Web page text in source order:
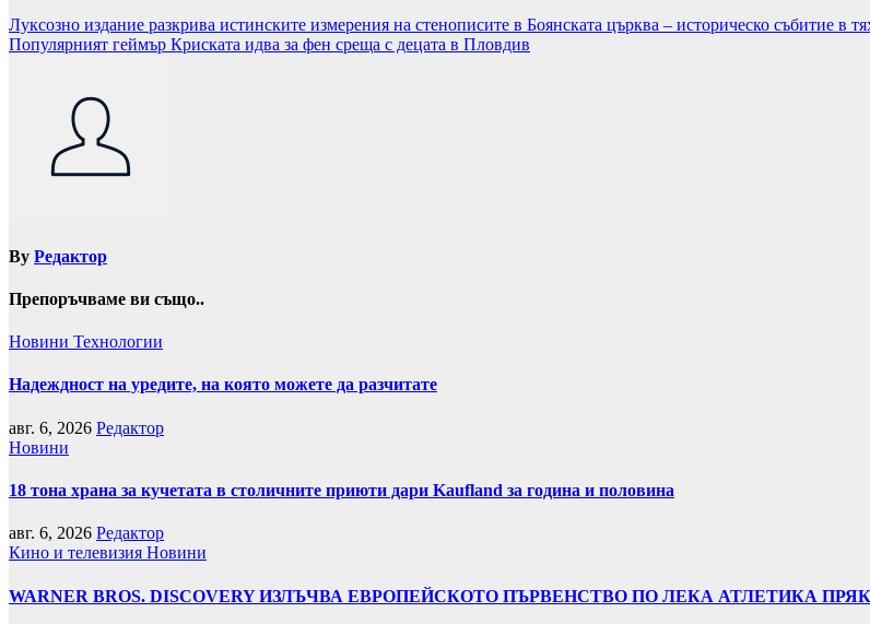
Навигация
Луксозно издание разкрива истинските измерения на стенописите в Боянската църква – историческо събитие в
Популярният геймър Криската идва за фен среща с децата в Пловдив
By Редактор
Препоръчваме ви също..
Новини Технологии
Надеждност на уредите, на която можете да разчитате
авг. 6, 2026 Редактор
Новини
18 тона храна за кучетата в столичните приюти дари Kaufland за година и половина
авг. 6, 2026 Редактор
Кино и телевизия Новини
WARNER BROS. DISCOVERY ИЗЛЪЧВА ЕВРОПЕЙСКОТО ПЪРВЕНСТВО ПО ЛЕКА АТЛЕТИКА